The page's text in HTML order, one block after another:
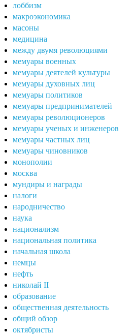
лоббизм
макроэкономика
масоны
медицина
между двумя революциями
мемуары военных
мемуары деятелей культуры
мемуары духовных лиц
мемуары политиков
мемуары предпринимателей
мемуары революционеров
мемуары ученых и инженеров
мемуары частных лиц
мемуары чиновников
монополии
москва
мундиры и награды
налоги
народничество
наука
национализм
национальная политика
начальная школа
немцы
нефть
николай II
образование
общественная деятельность
общий обзор
октябристы